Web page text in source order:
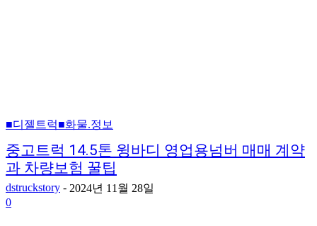
■디젤트럭■화물.정보
중고트럭 14.5톤 윙바디 영업용넘버 매매 계약
과 차량보험 꿀팁
dstruckstory - 2024년 11월 28일
0